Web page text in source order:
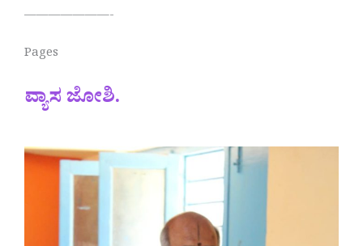
———————-
Pages
ವ್ಯಾಸ ಜೋಶಿ.